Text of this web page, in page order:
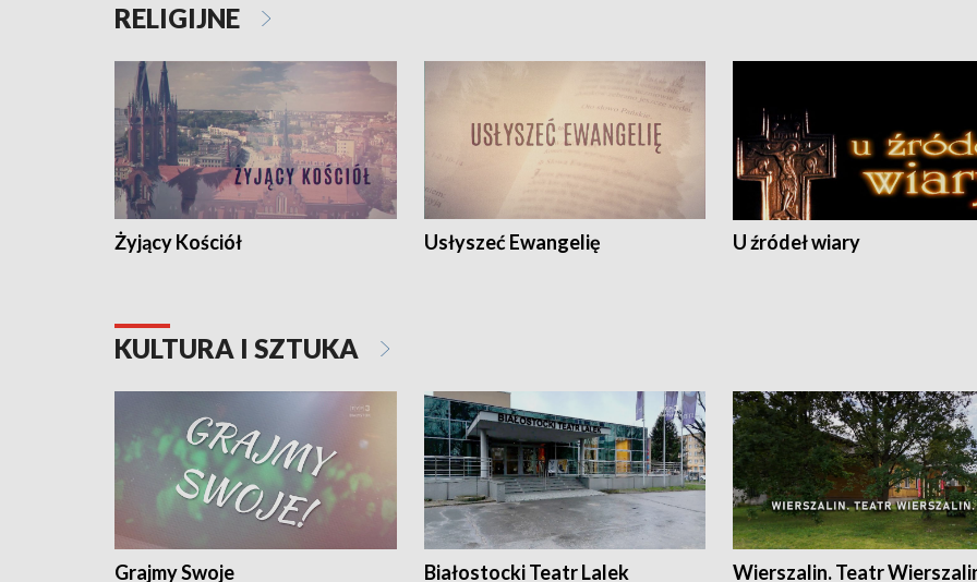
RELIGIJNE
Żyjący Kościół Usłyszeć Ewangelię U źródeł wiary
KULTURA I SZTUKA
Grajmy Swoje Białostocki Teatr Lalek Wierszalin. Teatr